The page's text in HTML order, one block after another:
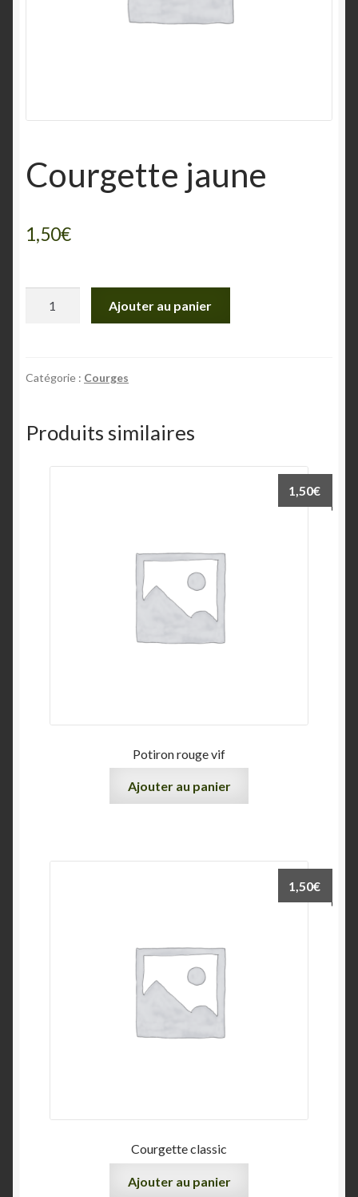
Courgette jaune
1,50€
Ajouter au panier
Catégorie : Courges
Produits similaires
Potiron rouge vif
1,50€
Ajouter au panier
Courgette classic
1,50€
Ajouter au panier